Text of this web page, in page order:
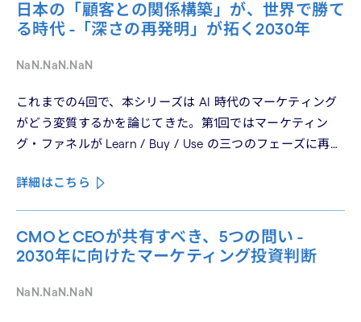
日本の「顧客との関係構築」が、世界で勝て
る時代 -「深さの再発明」が拓く2030年
NaN.NaN.NaN
これまでの4回で、本シリーズは AI 時代のマーケティング
がどう変質するかを論じてきた。第1回ではマーケティン
グ・ファネルが Learn / Buy / Use の三つのフェーズに再構
パーソナライゼーションの罠を、第3回では Learn フェーズ
CMO と CEO が共有すべき5つの問いを論じた。シリーズ
の最終回となる本稿は、これらの議論を日本市場の文脈に
「顧客との関係構築」が、世界で勝てる時代が、いま始
詳細はこちら
CMOとCEOが共有すべき、5つの問い -
2030年に向けたマーケティング投資判断
NaN.NaN.NaN